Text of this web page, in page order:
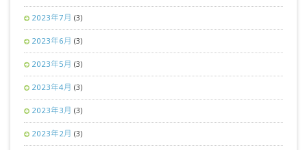
2023年7月 (3)
2023年6月 (3)
2023年5月 (3)
2023年4月 (3)
2023年3月 (3)
2023年2月 (3)